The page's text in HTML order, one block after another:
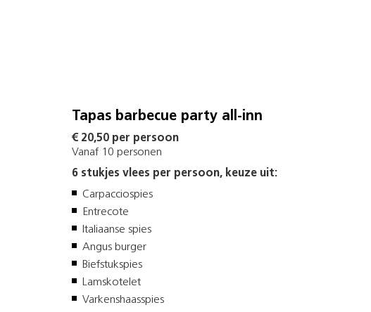
Tapas barbecue party all-inn
€ 20,50 per persoon
Vanaf 10 personen
6 stukjes vlees per persoon, keuze uit:
Carpacciospies
Entrecote
Italiaanse spies
Angus burger
Biefstukspies
Lamskotelet
Varkenshaasspies